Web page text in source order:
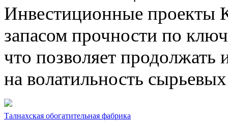
Инвестиционные проекты
запасом прочности по
что позволяет продолжать
на волатильность
Талнахская обогатительная фабрика